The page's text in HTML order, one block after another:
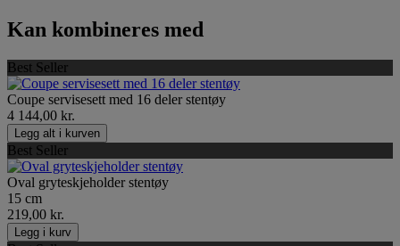
Kan kombineres med
Best Seller
Coupe servisesett med 16 deler stentøy
4 144,00 kr.
Legg alt i kurven
Best Seller
Oval gryteskjeholder stentøy
15 cm
219,00 kr.
Legg i kurv